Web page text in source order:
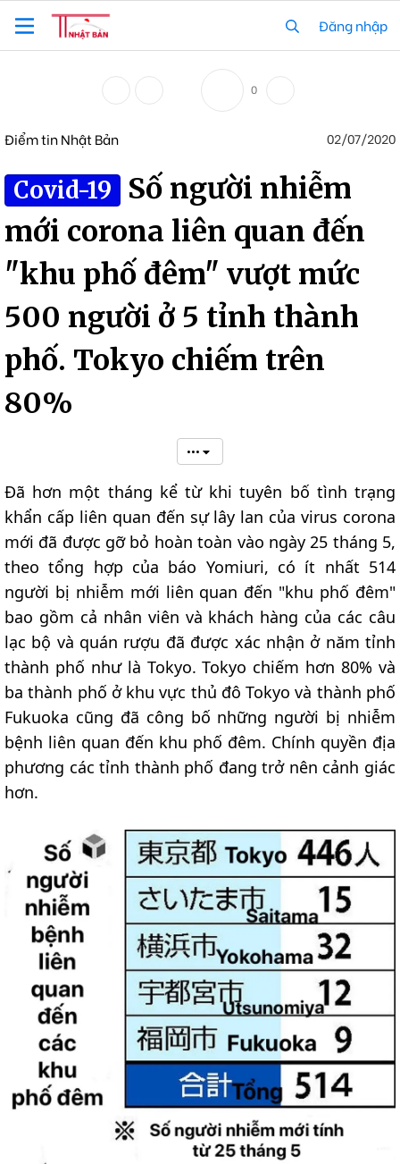
Đăng nhập
0
Điểm tin Nhật Bản 02/07/2020
Covid-19
Số người nhiễm
mới corona liên quan đến
"khu phố đêm" vượt mức
500 người ở 5 tỉnh thành
phố. Tokyo chiếm trên
80%
•••
Đã hơn một tháng kể từ khi tuyên bố tình trạng
khẩn cấp liên quan đến sự lây lan của virus corona
mới đã được gỡ bỏ hoàn toàn vào ngày 25 tháng 5,
theo tổng hợp của báo Yomiuri, có ít nhất 514
người bị nhiễm mới liên quan đến "khu phố đêm"
bao gồm cả nhân viên và khách hàng của các câu
lạc bộ và quán rượu đã được xác nhận ở năm tỉnh
thành phố như là Tokyo. Tokyo chiếm hơn 80% và
ba thành phố ở khu vực thủ đô Tokyo và thành phố
Fukuoka cũng đã công bố những người bị nhiễm
bệnh liên quan đến khu phố đêm. Chính quyền địa
phương các tỉnh thành phố đang trở nên cảnh giác
hơn.